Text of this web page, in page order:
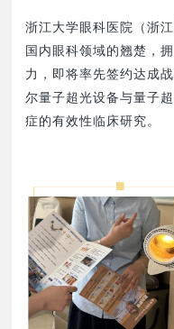
浙江大学眼科医院（浙
国内眼科领域的翘楚，
力，即将率先签约达成
尔量子超光设备与量子
症的有效性临床研究。